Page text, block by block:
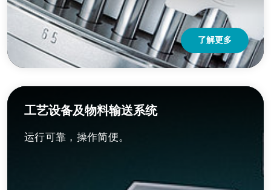
了解更多
工艺设备及物料输送系统
运行可靠，操作简便。